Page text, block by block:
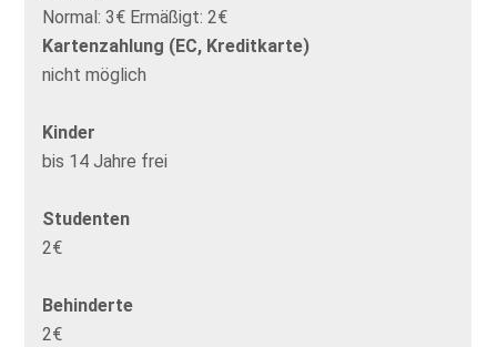
Normal: 3€ Ermäßigt: 2€
Kartenzahlung (EC, Kreditkarte)
nicht möglich
Kinder
bis 14 Jahre frei
Studenten
2€
Behinderte
2€